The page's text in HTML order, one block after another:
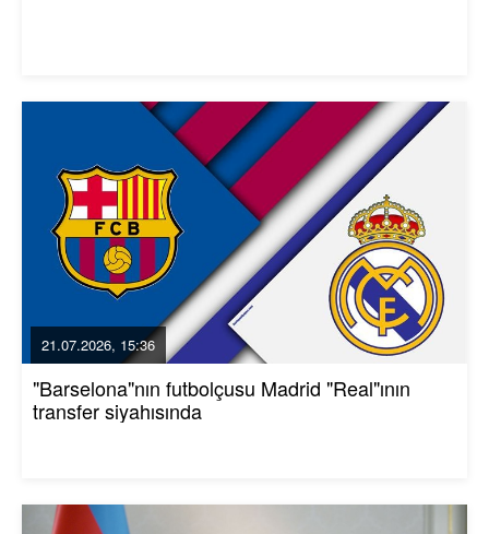
21.07.2026, 15:36
"Barselona"nın futbolçusu Madrid "Real"ının
transfer siyahısında